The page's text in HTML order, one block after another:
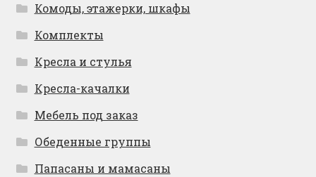
Комоды, этажерки, шкафы
Комплекты
Кресла и стулья
Кресла-качалки
Мебель под заказ
Обеденные группы
Папасаны и мамасаны